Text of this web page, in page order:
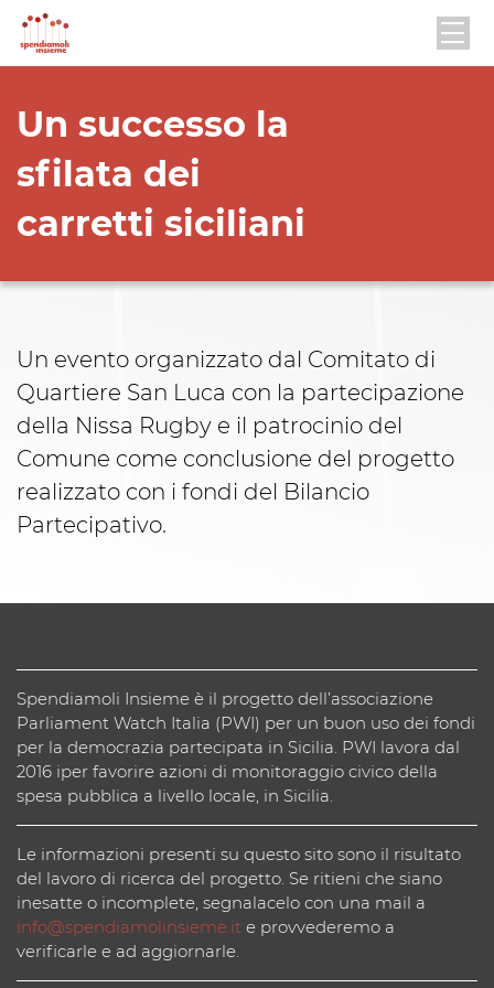
Un successo la
sfilata dei
carretti siciliani
Un evento organizzato dal Comitato di
Quartiere San Luca con la partecipazione
della Nissa Rugby e il patrocinio del
Comune come conclusione del progetto
realizzato con i fondi del Bilancio
Partecipativo.
Spendiamoli Insieme è il progetto dell’associazione
Parliament Watch Italia (PWI) per un buon uso dei fondi
per la democrazia partecipata in Sicilia. PWI lavora dal
2016 iper favorire azioni di monitoraggio civico della
spesa pubblica a livello locale, in Sicilia.
Le informazioni presenti su questo sito sono il risultato
del lavoro di ricerca del progetto. Se ritieni che siano
inesatte o incomplete, segnalacelo con una mail a
info@spendiamolinsieme.it e provvederemo a
verificarle e ad aggiornarle.